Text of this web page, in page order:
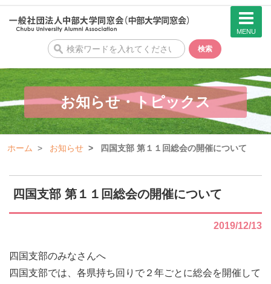
検
索
検索
MENU
お知らせ・トピックス
ホーム お知らせ 四国支部 第１１回総会の開催について
四国支部 第１１回総会の開催について
2019/12/13
四国支部のみなさんへ
四国支部では、各県持ち回りで２年ごとに総会を開催して